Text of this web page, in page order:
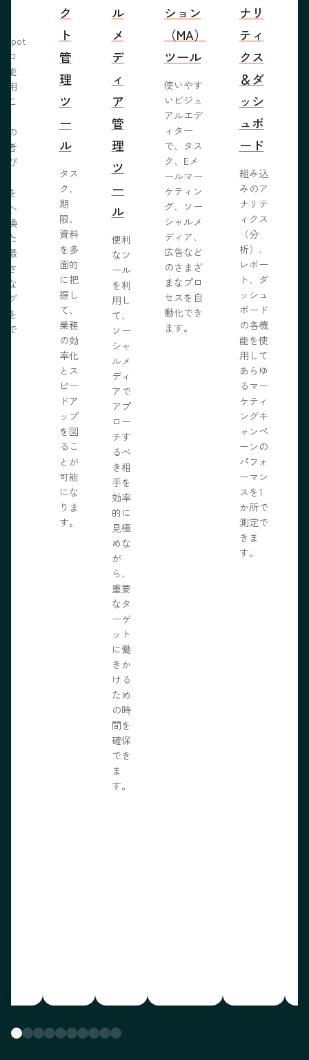
ロ
能
用
こ
の
者
び
を
へ
換
た
最
さ
な
グ
を
で
ク
ト
管
理
ツ
ー
ル
タス
ク、
期
限、
資料
を多
面的
に把
握し
て、
業務
の効
率化
とス
ピー
ドア
ップ
を図
るこ
とが
可能
にな
りま
す。
ル
メ
デ
ィ
ア
管
理
ツ
ー
ル
便利
なツ
ール
を利
用し
て、
ソー
シャ
ルメ
ディ
アで
アプ
ロー
チす
るべ
き相
手を
効率
的に
見極
めな
が
ら、
重要
なタ
ーゲ
ット
に働
きか
ける
ため
の時
間を
確保
でき
ま
す。
ション
（MA）
ツール
使いやす
いビジュ
アルエデ
ィター
で、タス
ク、Eメ
ールマー
ケティン
グ、ソー
シャルメ
ディア、
広告など
のさまざ
まなプロ
セスを自
動化でき
ます。
ナリ
ティ
クス
＆ダ
ッシ
ュボ
ード
組み込
みのア
ナリテ
ィクス
（分
析）、
レポー
ト、ダ
ッシュ
ボード
の各機
能を使
用して
あらゆ
るマー
ケティ
ングキ
ャンペ
ーンの
パフォ
ーマン
スを1
か所で
測定で
きま
す。